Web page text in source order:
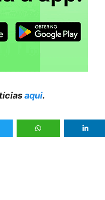
aqui.